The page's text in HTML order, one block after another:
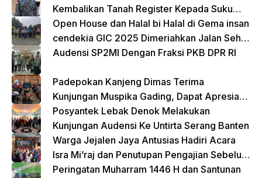
Kembalikan Tanah Register Kepada Suku
Lampung
Open House dan Halal bi Halal di Gema insan
cendekia GIC 2025 Dimeriahkan Jalan Sehat
dan Bazar Kreatif
Audensi SP2MI Dengan Fraksi PKB DPR RI
Padepokan Kanjeng Dimas Terima
Kunjungan Muspika Gading, Dapat Apresiasi
atas Kontribusi Sosial dan Keagamaan
Posyantek Lebak Denok Melakukan
Kunjungan Audensi Ke Untirta Serang Banten
Warga Jejalen Jaya Antusias Hadiri Acara
Isra Mi’raj dan Penutupan Pengajian Sebelum
Ramadhan
Peringatan Muharram 1446 H dan Santunan